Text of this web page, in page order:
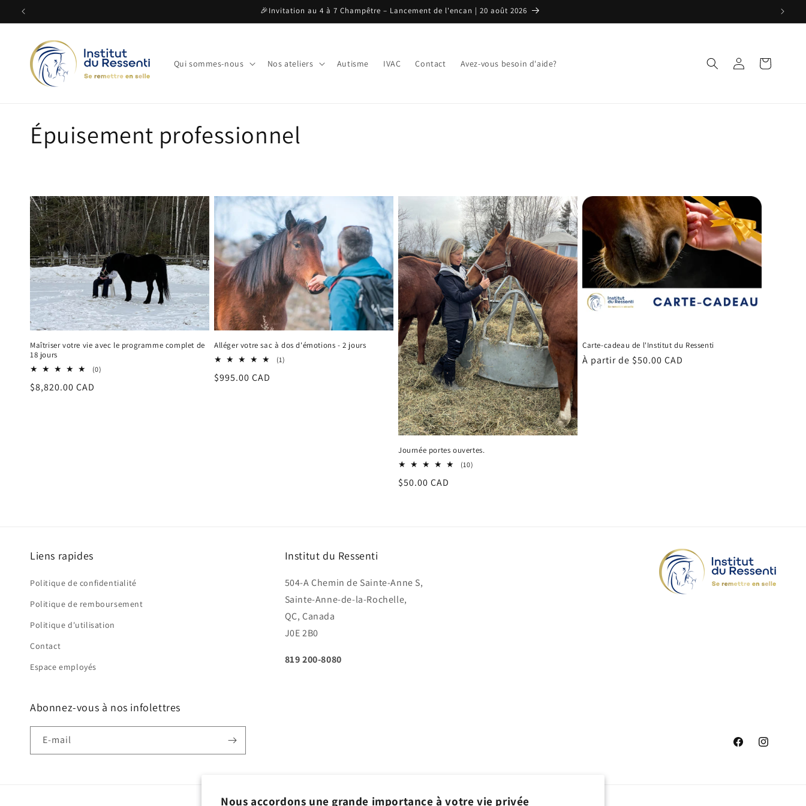
Nous accordons une grande importance à votre vie privée
passer
au
🎉Invitation au 4 à 7 Champêtre – Lancement de l'encan | 20 août 2026
Qui sommes-nous Nos ateliers Autisme IVAC Contact Avez-vous besoin d'aide? Connexion Panier
C
l
l
e
c
t
i
o
Épuisement professionnel
Maîtriser votre vie avec le programme complet de
18 jours
(0)
Prix
$8,820.00 CAD
Alléger votre sac à dos d'émotions - 2 jours
(1)
Prix
$995.00 CAD
Journée portes ouvertes.
(10)
Prix
$50.00 CAD
Carte-cadeau de l'Institut du Ressenti
Prix
À partir de $50.00 CAD
Liens rapides
Politique de confidentialité
Politique de remboursement
Politique d'utilisation
Contact
Espace employés
Institut du Ressenti
504-A Chemin de Sainte-Anne S,
Sainte-Anne-de-la-Rochelle,
QC, Canada
J0E 2B0
819 200-8080
Abonnez-vous à nos infolettres
E-mail
FacebookInstagram